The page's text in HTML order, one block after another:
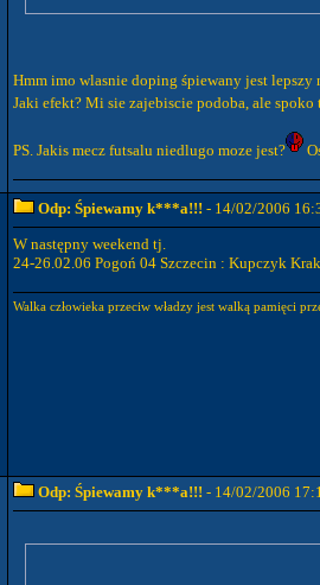
Hmm imo wlasnie doping śpiewany jest
Jaki efekt? Mi sie zajebiscie podoba, ale
PS. Jakis mecz futsalu niedlugo moze jest?
Odp: Śpiewamy k***a!!! - 14/02/2006
W następny weekend tj.
24-26.02.06 Pogoń 04 Szczecin : Kupczyk
Walka człowieka przeciw władzy jest walką pamięci
Odp: Śpiewamy k***a!!! - 14/02/2006